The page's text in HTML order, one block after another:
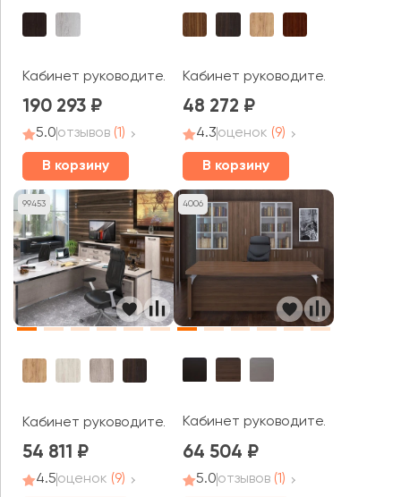
Кабинет руководителя Консул (лакированный)
190 293
5.0отзывов (1)
В корзину
Кабинет руководителя Борн /
48 272
4.3оценок (9)
В корзину
99453
Кабинет руководителя Torr
54 811
4.5оценок (9)
4006
Кабинет руководителя
64 504
5.0отзывов (1)